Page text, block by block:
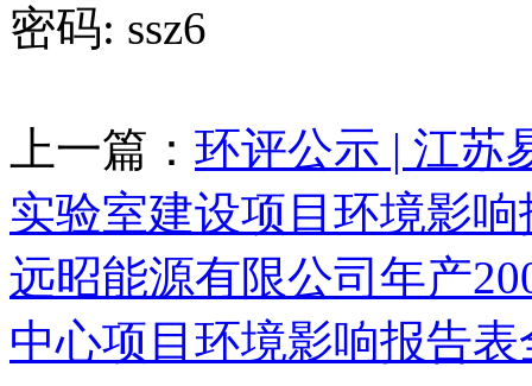
密码: ssz6
上一篇： 环评公示 | 江苏
实验室建设项目环境影
远昭能源有限公司年产
中心项目环境影响报告